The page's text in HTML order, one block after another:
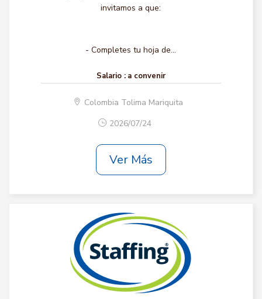
invitamos a que:
- Completes tu hoja de...
Salario : a convenir
Colombia Tolima Mariquita
2026/07/24
Ver Más